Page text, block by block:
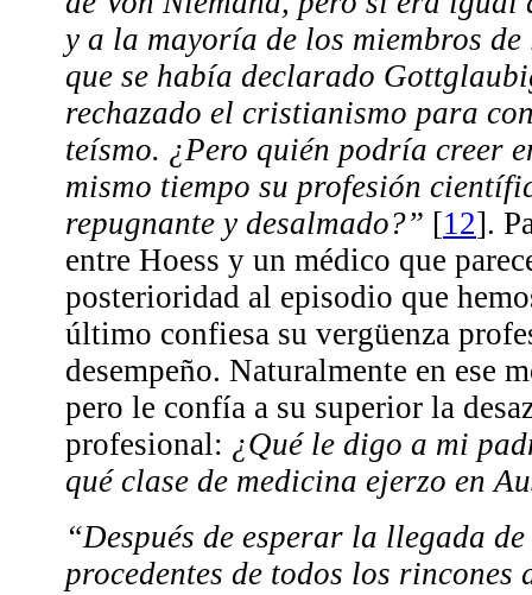
y a la mayoría de los miembros de
que se había declarado
rechazado el cristianismo para
teísmo. ¿Pero quién podría creer
mismo tiempo su profesión
repugnante y desalmado?” [12].
entre Hoess y un médico que
posterioridad al episodio que
último confiesa su vergüenza
desempeño. Naturalmente en ese
pero le confía a su superior la
profesional: ¿Qué le digo a mi
qué clase de medicina ejerzo en
“Después de esperar la llegada
procedentes de todos los rincones